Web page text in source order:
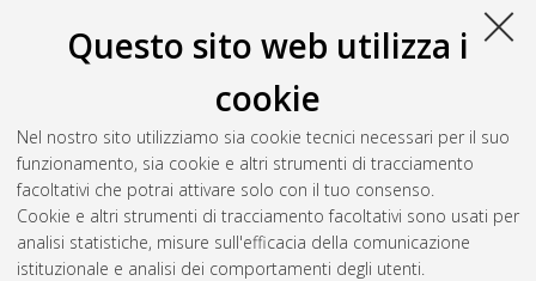
Questo sito web utilizza i
cookie
Nel nostro sito utilizziamo sia cookie tecnici necessari per il suo
funzionamento, sia cookie e altri strumenti di tracciamento
facoltativi che potrai attivare solo con il tuo consenso.
Cookie e altri strumenti di tracciamento facoltativi sono usati per
analisi statistiche, misure sull'efficacia della comunicazione
istituzionale e analisi dei comportamenti degli utenti.
Pacilé, Vincenzo(2010)Sviluppo di un modello sperimentale
di insufficienza epatica acuta post- ischemica nel suino ,
[Dissertation thesis], Alma Mater Studiorum Università di
Bologna. Dottorato di ricerca inFisiologia applicata e
fisiopatologia, 22 Ciclo. DOI
10.6092/unibo/amsdottorato/2804.
Questa lista e' stata generata ilSun Aug 9 20:44:38 2026